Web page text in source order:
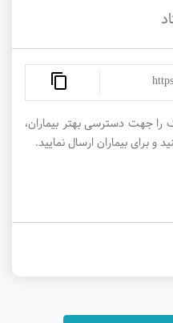
را جهت دسترسی بهتر بیماران،
برای بیماران ارسال نمایید.